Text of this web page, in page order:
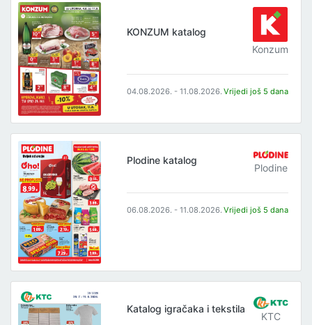
KONZUM katalog
Konzum
04.08.2026. - 11.08.2026. Vrijedi još 5 dana
Plodine katalog
Plodine
06.08.2026. - 11.08.2026. Vrijedi još 5 dana
Katalog igračaka i tekstila
KTC